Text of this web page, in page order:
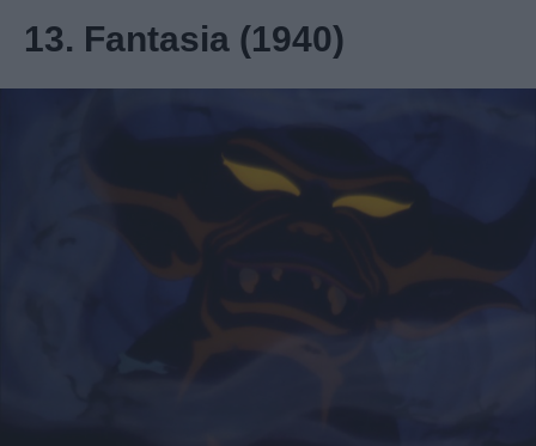
13. Fantasia (1940)